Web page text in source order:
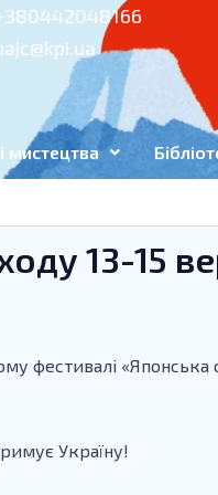
мистецтва
13-15
фестивалі
Україну!